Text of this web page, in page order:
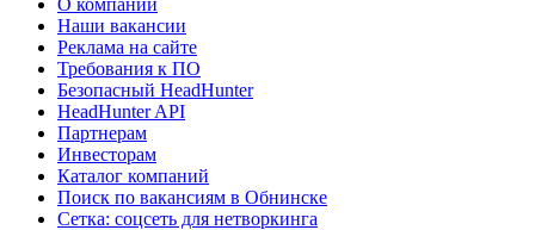
О компании
Наши вакансии
Реклама на сайте
Требования к ПО
Безопасный HeadHunter
HeadHunter API
Партнерам
Инвесторам
Каталог компаний
Поиск по вакансиям в Обнинске
Сетка: соцсеть для нетворкинга